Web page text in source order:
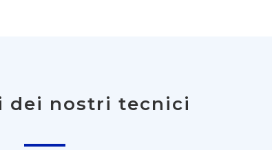
dei nostri tecnici